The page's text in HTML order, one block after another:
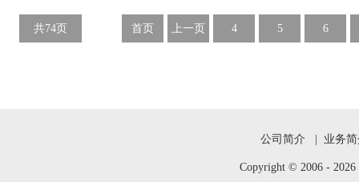
共74页 首页 上一页 4 5 6
公司简介 业务
Copyright © 2006 -